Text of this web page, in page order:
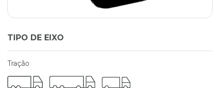
TIPO DE EIXO
Tração